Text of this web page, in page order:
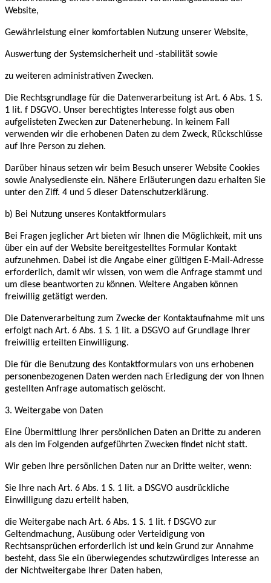
Website,
Gewährleistung einer komfortablen Nutzung unserer Website,
Auswertung der Systemsicherheit und -stabilität sowie
zu weiteren administrativen Zwecken.
Die Rechtsgrundlage für die Datenverarbeitung ist Art. 6 Abs. 1 S.
1 lit. f DSGVO. Unser berechtigtes Interesse folgt aus oben
aufgelisteten Zwecken zur Datenerhebung. In keinem Fall
verwenden wir die erhobenen Daten zu dem Zweck, Rückschlüsse
auf Ihre Person zu ziehen.
Darüber hinaus setzen wir beim Besuch unserer Website Cookies
sowie Analysedienste ein. Nähere Erläuterungen dazu erhalten Sie
unter den Ziff. 4 und 5 dieser Datenschutzerklärung.
b) Bei Nutzung unseres Kontaktformulars
Bei Fragen jeglicher Art bieten wir Ihnen die Möglichkeit, mit uns
über ein auf der Website bereitgestelltes Formular Kontakt
aufzunehmen. Dabei ist die Angabe einer gültigen E-Mail-Adresse
erforderlich, damit wir wissen, von wem die Anfrage stammt und
um diese beantworten zu können. Weitere Angaben können
freiwillig getätigt werden.
Die Datenverarbeitung zum Zwecke der Kontaktaufnahme mit uns
erfolgt nach Art. 6 Abs. 1 S. 1 lit. a DSGVO auf Grundlage Ihrer
freiwillig erteilten Einwilligung.
Die für die Benutzung des Kontaktformulars von uns erhobenen
personenbezogenen Daten werden nach Erledigung der von Ihnen
gestellten Anfrage automatisch gelöscht.
3. Weitergabe von Daten
Eine Übermittlung Ihrer persönlichen Daten an Dritte zu anderen
als den im Folgenden aufgeführten Zwecken findet nicht statt.
Wir geben Ihre persönlichen Daten nur an Dritte weiter, wenn:
Sie Ihre nach Art. 6 Abs. 1 S. 1 lit. a DSGVO ausdrückliche
Einwilligung dazu erteilt haben,
die Weitergabe nach Art. 6 Abs. 1 S. 1 lit. f DSGVO zur
Geltendmachung, Ausübung oder Verteidigung von
Rechtsansprüchen erforderlich ist und kein Grund zur Annahme
besteht, dass Sie ein überwiegendes schutzwürdiges Interesse an
der Nichtweitergabe Ihrer Daten haben,